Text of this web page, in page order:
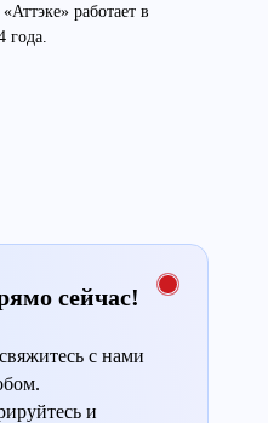
работает в
года.
сейчас!
с нами
и